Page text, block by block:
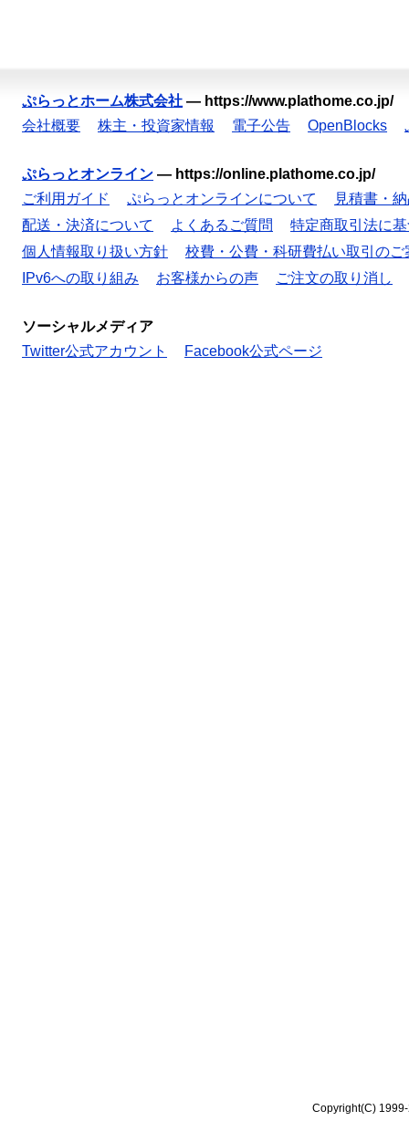
ぷらっとホーム株式会社 — https://www.plathome.co.jp/
会社概要
株主・投資家情報 電子公告 OpenBlocks
ぷらっとオンライン — https://online.plathome.co.jp/
ご利用ガイド
ぷらっとオンラインについて
見積書・
配送・決済について
よくあるご質問
特定商取引法に
個人情報取り扱い方針
校費・公費・科研費払い取引のご
IPv6への取り組み
お客様からの声 ご注文の取り消し
ソーシャルメディア
Twitter公式アカウント
Facebook公式ページ
Copyright(C)